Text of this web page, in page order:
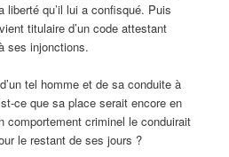
liberté qu’il lui a confisqué. Puis
titulaire d’un code attestant
ses injonctions.
tel homme et de sa conduite à
ce que sa place serait encore en
comportement criminel le conduirait
le restant de ses jours ?